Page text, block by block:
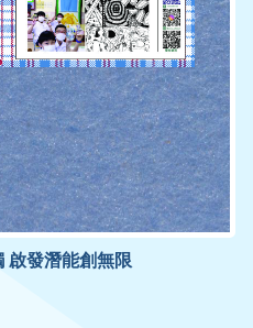
啟發潛能創無限